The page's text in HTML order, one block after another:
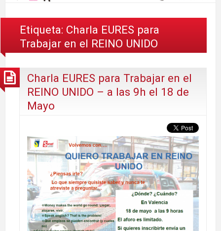
Etiqueta: Charla EURES para
Trabajar en el REINO UNIDO
Charla EURES para Trabajar en el
REINO UNIDO – a las 9h el 18 de
Mayo